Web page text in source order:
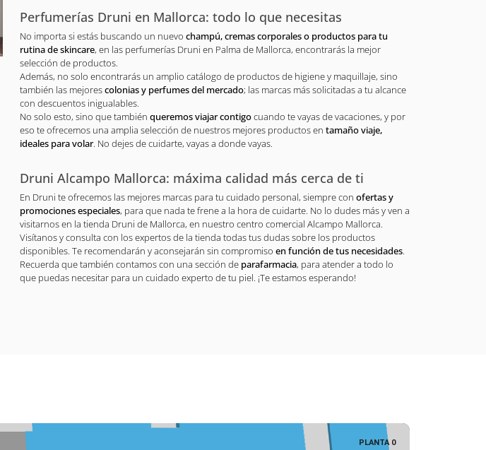
Perfumerías Druni en Mallorca: todo lo que necesitas
No importa si estás buscando un nuevo champú, cremas corporales o productos para tu
rutina de skincare, en las perfumerías Druni en Palma de Mallorca, encontrarás la mejor
selección de productos.
Además, no solo encontrarás un amplio catálogo de productos de higiene y maquillaje, sino
también las mejorescolonias y perfumes del mercado; las marcas más solicitadas a tu alcance
con descuentos inigualables.
No solo esto, sino que también queremos viajar contigocuando te vayas de vacaciones, y por
eso te ofrecemos una amplia selección de nuestros mejores productos en tamaño viaje,
ideales para volar. No dejes de cuidarte, vayas a donde vayas.
Druni Alcampo Mallorca: máxima calidad más cerca de ti
En Druni te ofrecemos las mejores marcas para tu cuidado personal, siempre con ofertas y
promociones especiales, para que nada te frene a la hora de cuidarte. No lo dudes más y ven a
visitarnos en la tienda Druni de Mallorca, en nuestro centro comercial Alcampo Mallorca.
Visítanos y consulta con los expertos de la tienda todas tus dudas sobre los productos
disponibles. Te recomendarán y aconsejarán sin compromiso en función de tus necesidades.
Recuerda que también contamos con una sección de parafarmacia, para atender a todo lo
que puedas necesitar para un cuidado experto de tu piel. ¡Te estamos esperando!